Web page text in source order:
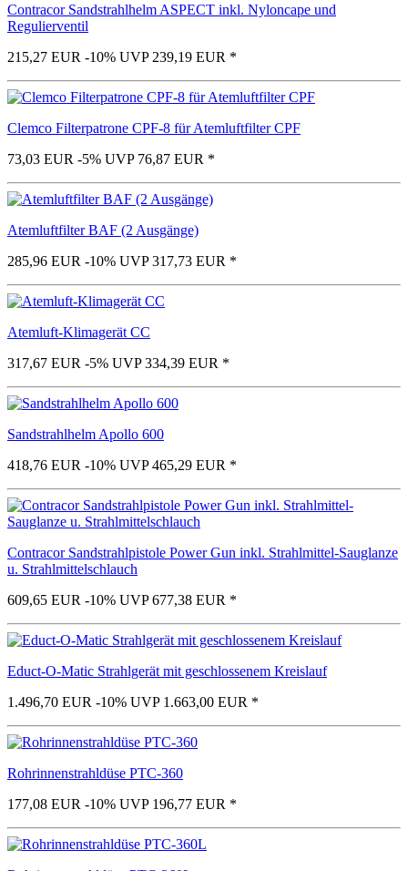
Contracor Sandstrahlhelm ASPECT inkl. Nyloncape und
Regulierventil
215,27 EUR -10% UVP 239,19 EUR *
Clemco Filterpatrone CPF-8 für Atemluftfilter CPF
73,03 EUR -5% UVP 76,87 EUR *
Atemluftfilter BAF (2 Ausgänge)
285,96 EUR -10% UVP 317,73 EUR *
Atemluft-Klimagerät CC
317,67 EUR -5% UVP 334,39 EUR *
Sandstrahlhelm Apollo 600
418,76 EUR -10% UVP 465,29 EUR *
Contracor Sandstrahlpistole Power Gun inkl. Strahlmittel-Sauglanze
u. Strahlmittelschlauch
609,65 EUR -10% UVP 677,38 EUR *
Educt-O-Matic Strahlgerät mit geschlossenem Kreislauf
1.496,70 EUR -10% UVP 1.663,00 EUR *
Rohrinnenstrahldüse PTC-360
177,08 EUR -10% UVP 196,77 EUR *